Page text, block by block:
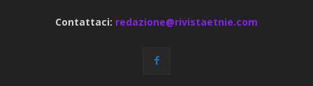
Contattaci: redazione@rivistaetnie.com